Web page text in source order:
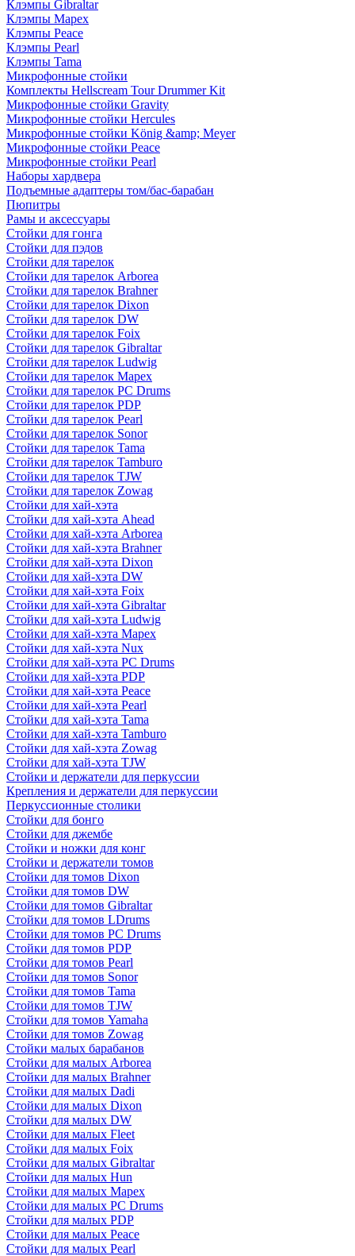
Клэмпы Gibraltar
Клэмпы Mapex
Клэмпы Peace
Клэмпы Pearl
Клэмпы Tama
Микрофонные стойки
Комплекты Hellscream Tour Drummer Kit
Микрофонные стойки Gravity
Микрофонные стойки Hercules
Микрофонные стойки König &amp; Meyer
Микрофонные стойки Peace
Микрофонные стойки Pearl
Наборы хардвера
Подъемные адаптеры том/бас-барабан
Пюпитры
Рамы и аксессуары
Стойки для гонга
Стойки для пэдов
Стойки для тарелок
Стойки для тарелок Arborea
Стойки для тарелок Brahner
Стойки для тарелок Dixon
Стойки для тарелок DW
Стойки для тарелок Foix
Стойки для тарелок Gibraltar
Стойки для тарелок Ludwig
Стойки для тарелок Mapex
Стойки для тарелок PC Drums
Стойки для тарелок PDP
Стойки для тарелок Pearl
Стойки для тарелок Sonor
Стойки для тарелок Tama
Стойки для тарелок Tamburo
Стойки для тарелок TJW
Стойки для тарелок Zowag
Стойки для хай-хэта
Стойки для хай-хэта Ahead
Стойки для хай-хэта Arborea
Стойки для хай-хэта Brahner
Стойки для хай-хэта Dixon
Стойки для хай-хэта DW
Стойки для хай-хэта Foix
Стойки для хай-хэта Gibraltar
Стойки для хай-хэта Ludwig
Стойки для хай-хэта Mapex
Стойки для хай-хэта Nux
Стойки для хай-хэта PC Drums
Стойки для хай-хэта PDP
Стойки для хай-хэта Peace
Стойки для хай-хэта Pearl
Стойки для хай-хэта Tama
Стойки для хай-хэта Tamburo
Стойки для хай-хэта Zowag
Стойки для хай-хэта TJW
Стойки и держатели для перкуссии
Крепления и держатели для перкуссии
Перкуссионные столики
Стойки для бонго
Стойки для джембе
Стойки и ножки для конг
Стойки и держатели томов
Стойки для томов Dixon
Стойки для томов DW
Стойки для томов Gibraltar
Стойки для томов LDrums
Стойки для томов PC Drums
Стойки для томов PDP
Стойки для томов Pearl
Стойки для томов Sonor
Стойки для томов Tama
Стойки для томов TJW
Стойки для томов Yamaha
Стойки для томов Zowag
Стойки малых барабанов
Стойки для малых Arborea
Стойки для малых Brahner
Стойки для малых Dadi
Стойки для малых Dixon
Стойки для малых DW
Стойки для малых Fleet
Стойки для малых Foix
Стойки для малых Gibraltar
Стойки для малых Hun
Стойки для малых Mapex
Стойки для малых PC Drums
Стойки для малых PDP
Стойки для малых Peace
Стойки для малых Pearl